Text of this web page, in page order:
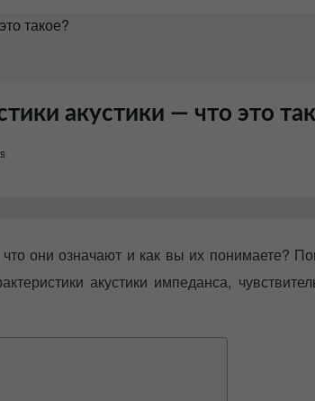
такое?
акустики — что это
они означают и как вы их понимаете?
акустики импеданса,